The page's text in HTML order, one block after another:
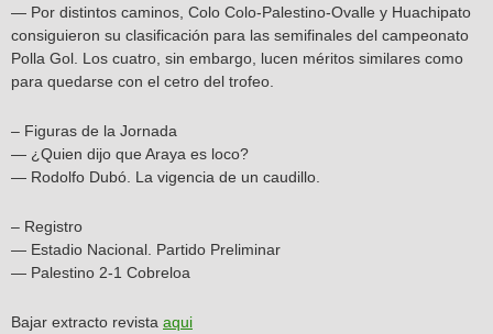
— Por distintos caminos, Colo Colo-Palestino-Ovalle y Huachipato
consiguieron su clasificación para las semifinales del campeonato
Polla Gol. Los cuatro, sin embargo, lucen méritos similares como
para quedarse con el cetro del trofeo.
– Figuras de la Jornada
— ¿Quien dijo que Araya es loco?
— Rodolfo Dubó. La vigencia de un caudillo.
– Registro
— Estadio Nacional. Partido Preliminar
— Palestino 2-1 Cobreloa
Bajar extracto revista aqui